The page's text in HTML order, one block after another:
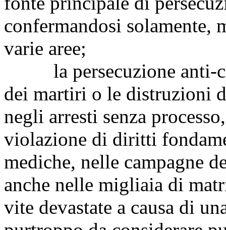
confermandosi solamente,
varie aree;
la persecuzione anti-
dei martiri o le distruzioni
negli arresti senza
violazione di diritti
mediche, nelle campagne
anche nelle migliaia di
vite devastate a causa di